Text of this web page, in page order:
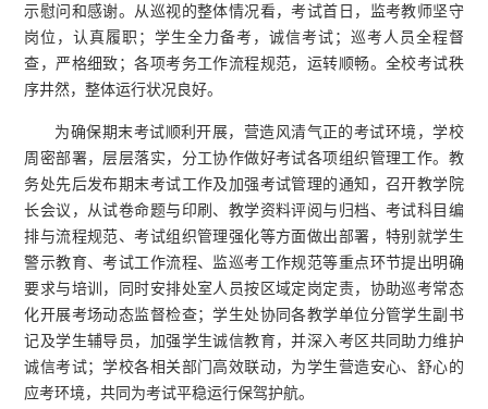
示慰问和感谢。从巡视的整体情况看，考试首日，监考教师坚守
岗位，认真履职；学生全力备考，诚信考试；巡考人员全程督
查，严格细致；各项考务工作流程规范，运转顺畅。全校考试秩
序井然，整体运行状况良好。
为确保期末考试顺利开展，营造风清气正的考试环境，学校
周密部署，层层落实，分工协作做好考试各项组织管理工作。教
务处先后发布期末考试工作及加强考试管理的通知，召开教学院
长会议，从试卷命题与印刷、教学资料评阅与归档、考试科目编
排与流程规范、考试组织管理强化等方面做出部署，特别就学生
警示教育、考试工作流程、监巡考工作规范等重点环节提出明确
要求与培训，同时安排处室人员按区域定岗定责，协助巡考常态
化开展考场动态监督检查；学生处协同各教学单位分管学生副书
记及学生辅导员，加强学生诚信教育，并深入考区共同助力维护
诚信考试；学校各相关部门高效联动，为学生营造安心、舒心的
应考环境，共同为考试平稳运行保驾护航。